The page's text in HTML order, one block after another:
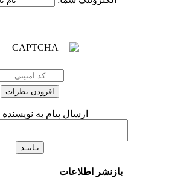
ارسال پیام به نویسنده
بازنشر اطلاعات